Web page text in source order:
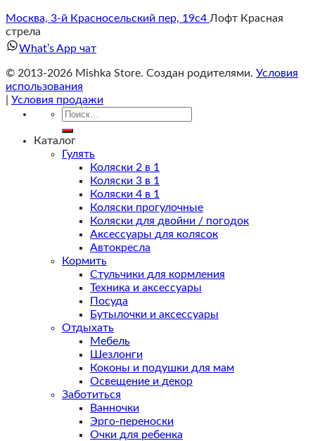
Москва, 3-й Красносельский пер, 19с4 Лофт Красная
стрела
What’s App чат
© 2013-2026 Mishka Store. Cоздан родителями. Условия
использования
Условия продажи
Искать:
Каталог
Гулять
Коляски 2 в 1
Коляски 3 в 1
Коляски 4 в 1
Коляски прогулочные
Коляски для двойни / погодок
Аксессуары для колясок
Автокресла
Кормить
Стульчики для кормления
Техника и аксессуары
Посуда
Бутылочки и аксессуары
Отдыхать
Мебель
Шезлонги
Коконы и подушки для мам
Освещение и декор
Заботиться
Ванночки
Эрго-переноски
Очки для ребенка